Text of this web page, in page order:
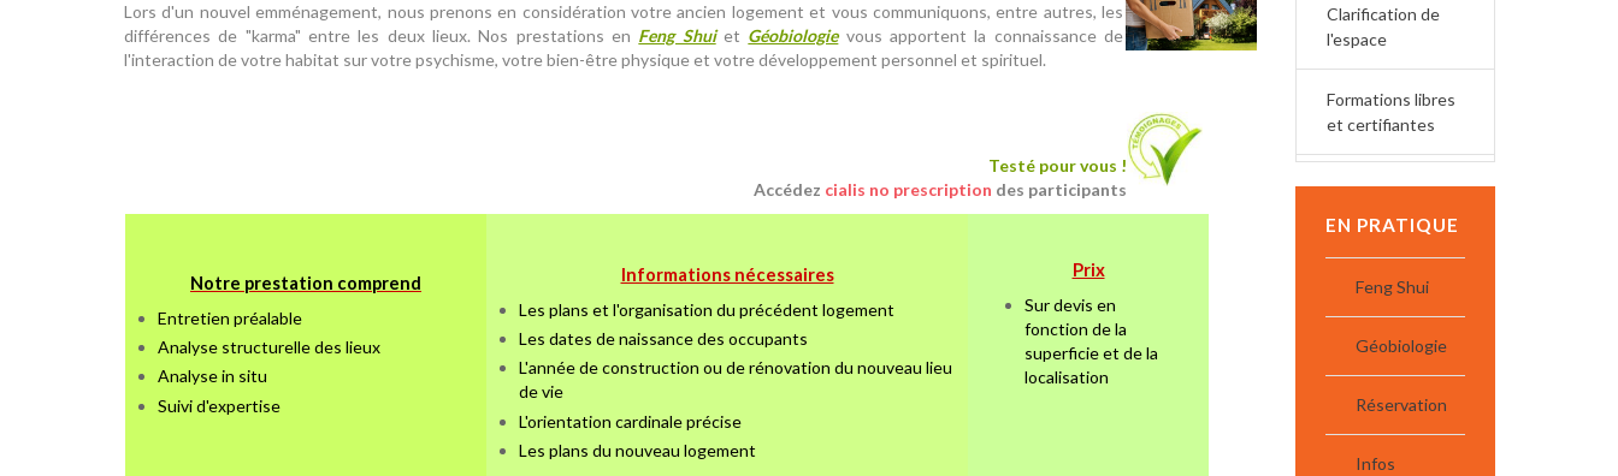
Lors d'un nouvel emménagement, nous prenons en considération votre ancien logement et vous communiquons, entre autres, les
différences de "karma" entre les deux lieux. Nos prestations en Feng Shuiet Géobiologievous apportent la connaissance de
l'interaction de votre habitat sur votre psychisme, votre bien-être physique et votre développement personnel et spirituel.
Testé pour vous !
Accédez cialis no prescription des participants
Notre prestation comprend
Entretien préalable
Analyse structurelle des lieux
Analyse in situ
Suivi d'expertise
Informations nécessaires
Les plans et l'organisation du précédent logement
Les dates de naissance des occupants
L'année de construction ou de rénovation du nouveau lieu
de vie
L'orientation cardinale précise
Les plans du nouveau logement
Prix
Sur devis en
fonction de la
superficie et de la
localisation
Clarification de
l'espace
Formations libres
et certifiantes
EN PRATIQUE
Feng Shui
Géobiologie
Réservation
Infos